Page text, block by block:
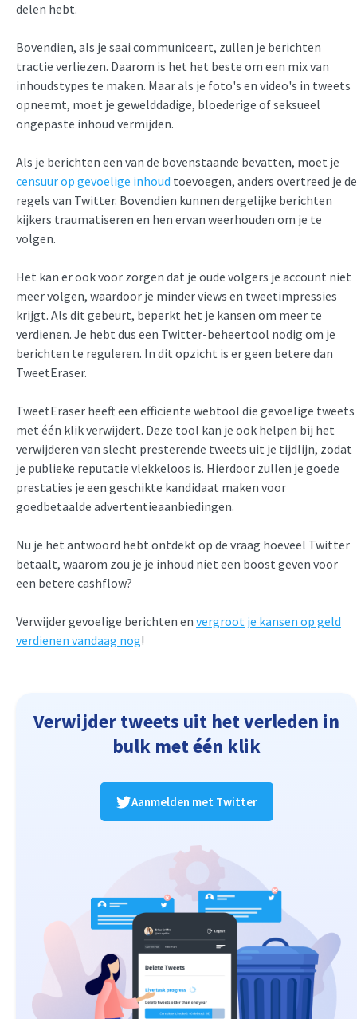
delen hebt.
Bovendien, als je saai communiceert, zullen je berichten
tractie verliezen. Daarom is het het beste om een mix van
inhoudstypes te maken. Maar als je foto's en video's in tweets
opneemt, moet je gewelddadige, bloederige of seksueel
ongepaste inhoud vermijden.
Als je berichten een van de bovenstaande bevatten, moet je
censuur op gevoelige inhoud toevoegen, anders overtreed je de
regels van Twitter. Bovendien kunnen dergelijke berichten
kijkers traumatiseren en hen ervan weerhouden om je te
volgen.
Het kan er ook voor zorgen dat je oude volgers je account niet
meer volgen, waardoor je minder views en tweetimpressies
krijgt. Als dit gebeurt, beperkt het je kansen om meer te
verdienen. Je hebt dus een Twitter-beheertool nodig om je
berichten te reguleren. In dit opzicht is er geen betere dan
TweetEraser.
TweetEraser heeft een efficiënte webtool die gevoelige tweets
met één klik verwijdert. Deze tool kan je ook helpen bij het
verwijderen van slecht presterende tweets uit je tijdlijn, zodat
je publieke reputatie vlekkeloos is. Hierdoor zullen je goede
prestaties je een geschikte kandidaat maken voor
goedbetaalde advertentieaanbiedingen.
Nu je het antwoord hebt ontdekt op de vraag hoeveel Twitter
betaalt, waarom zou je je inhoud niet een boost geven voor
een betere cashflow?
Verwijder gevoelige berichten en vergroot je kansen op geld
verdienen vandaag nog!
Verwijder tweets uit het verleden in
bulk met één klik
Aanmelden met Twitter